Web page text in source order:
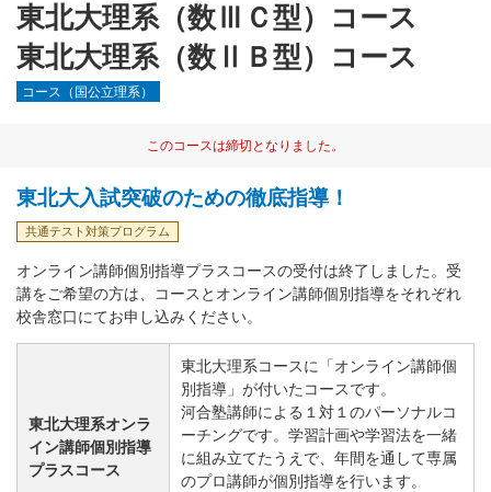
東北大理系（数ⅢＣ型）コース
東北大理系（数ⅡＢ型）コース
コース（国公立理系）
このコースは締切となりました。
東北大入試突破のための徹底指導！
共通テスト対策プログラム
オンライン講師個別指導プラスコースの受付は終了しました。受
講をご希望の方は、コースとオンライン講師個別指導をそれぞれ
校舎窓口にてお申し込みください。
東北大理系オンラ
イン講師個別指導
プラスコース
東北大理系コースに「オンライン講師個
別指導」が付いたコースです。
河合塾講師による１対１のパーソナルコ
ーチングです。学習計画や学習法を一緒
に組み立てたうえで、年間を通して専属
のプロ講師が個別指導を行います。